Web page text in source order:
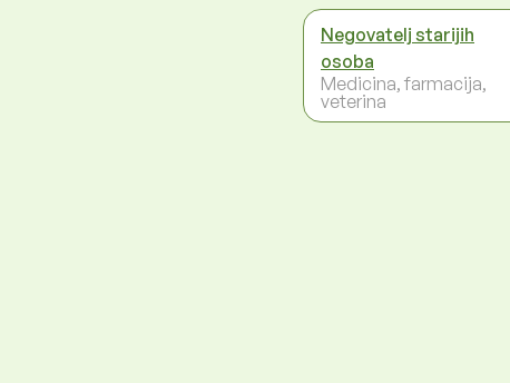
Negovatelj starijih
osoba
Medicina, farmacija,
veterina